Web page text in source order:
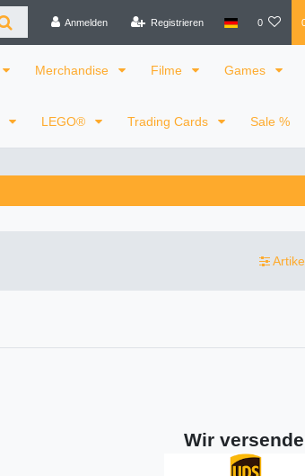
Anmelden Registrieren 0
Merchandise Filme Games
LEGO® Trading Cards Sale %
Wir